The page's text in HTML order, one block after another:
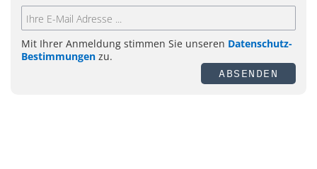
Mit Ihrer Anmeldung stimmen Sie unseren Datenschutz-
Bestimmungen zu.
ABSENDEN